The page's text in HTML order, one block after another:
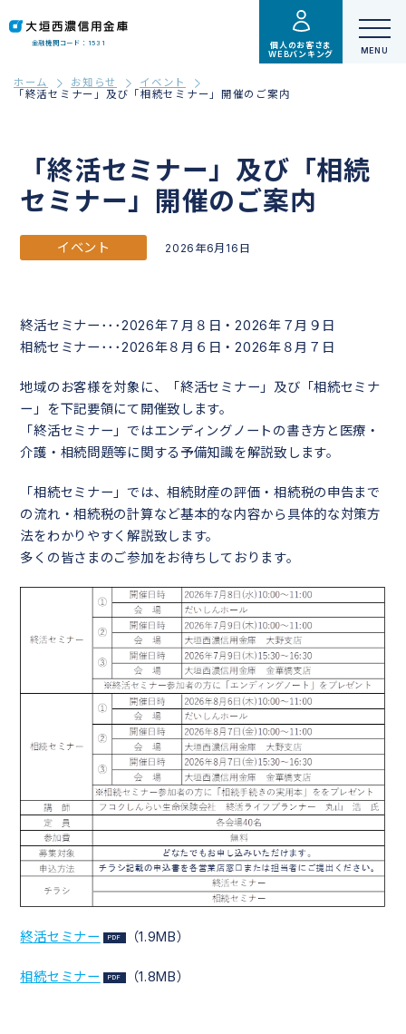
金融機関コード：1531
個人のお客さま
WEBバンキング
ホーム お知らせ
イベント
「終活セミナー」及び「相続セミナー」開催のご案内
「終活セミナー」及び「相続
セミナー」開催のご案内
イベント 2026年6月16日
終活セミナー･･･2026年７月８日・2026年７月９日
相続セミナー･･･2026年８月６日・2026年８月７日
地域のお客様を対象に、「終活セミナー」及び「相続セミナ
ー」を下記要領にて開催致します。
「終活セミナー」ではエンディングノートの書き方と医療・
介護・相続問題等に関する予備知識を解説致します。
「相続セミナー」では、相続財産の評価・相続税の申告まで
の流れ・相続税の計算など基本的な内容から具体的な対策方
法をわかりやすく解説致します。
多くの皆さまのご参加をお待ちしております。
終活セミナー （1.9MB）
相続セミナー （1.8MB）